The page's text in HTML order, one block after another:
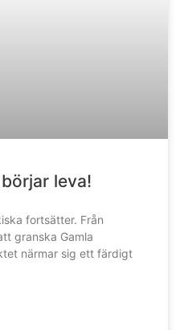
leva!
fortsätter. Från
granska Gamla
närmar sig ett färdigt